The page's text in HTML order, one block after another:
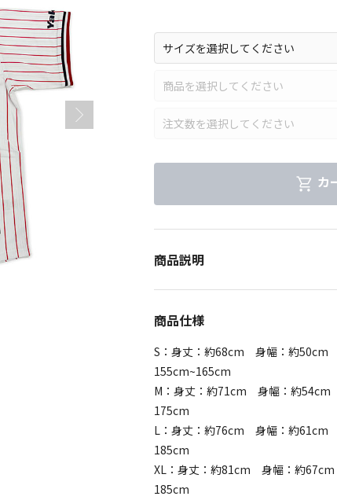
カ
商品説明
商品仕様
S：身丈：約68cm 身幅：約
155cm~165cm
M：身丈：約71cm 身幅：約
175cm
L：身丈：約76cm 身幅：約
185cm
XL：身丈：約81cm 身幅：約
185cm